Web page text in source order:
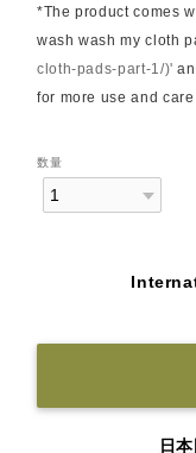
*The product comes
wash wash my cloth
cloth-pads-part-1/)'
for more use and
数量
日